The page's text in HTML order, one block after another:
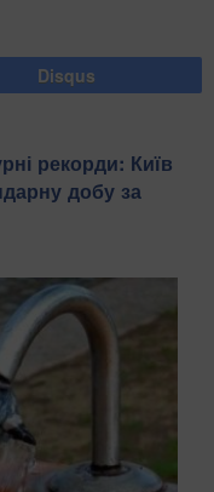
Disqus
рекорди: Київ
добу за